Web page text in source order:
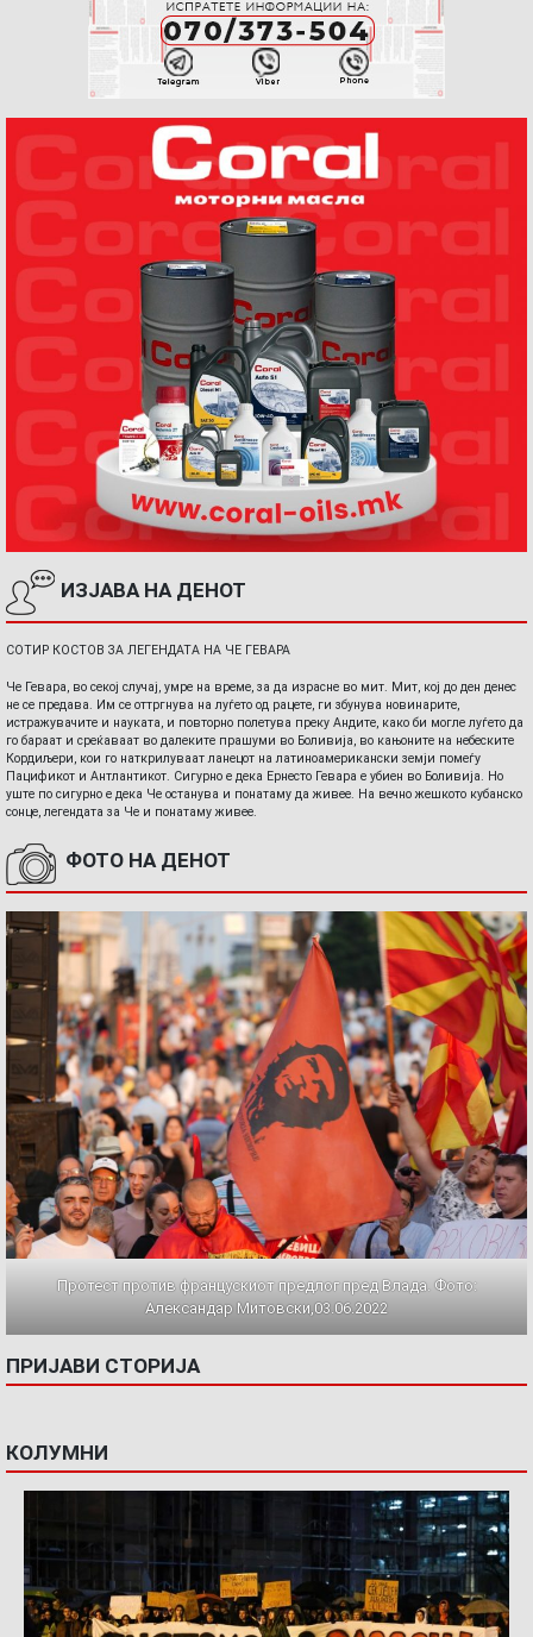
ИЗЈАВА НА ДЕНОТ
СОТИР КОСТОВ ЗА ЛЕГЕНДАТА НА ЧЕ ГЕВАРА
Че Гевара, во секој случај, умре на време, за да израсне во мит. Мит, кој до ден денес
не се предава. Им се оттргнува на луѓето од рацете, ги збунува новинарите,
истражувачите и науката, и повторно полетува преку Андите, како би могле луѓето да
го бараат и среќаваат во далеките прашуми во Боливија, во кањоните на небеските
Кордиљери, кои го наткрилуваат ланецот на латиноамерикански земји помеѓу
Пацификот и Антлантикот. Сигурно е дека Ернесто Гевара е убиен во Боливија. Но
уште по сигурно е дека Че останува и понатаму да живее. На вечно жешкото кубанско
сонце, легендата за Че и понатаму живее.
ФОТО НА ДЕНОТ
Протест против францускиот предлог пред Влада. Фото:
Александар Митовски,03.06.2022
ПРИЈАВИ СТОРИЈА
КОЛУМНИ